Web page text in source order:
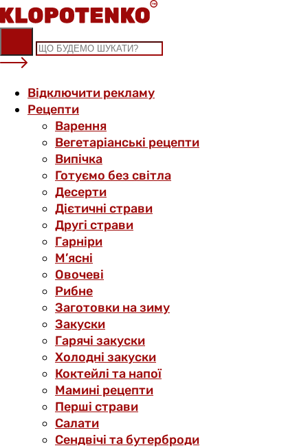
Skip
to
content
Відключити рекламу
Рецепти
Варення
Вегетаріанські рецепти
Випічка
Готуємо без світла
Десерти
Дієтичні страви
Другі страви
Гарніри
М’ясні
Овочеві
Рибне
Заготовки на зиму
Закуски
Гарячі закуски
Холодні закуски
Коктейлі та напої
Мамині рецепти
Перші страви
Салати
Сендвічі та бутерброди